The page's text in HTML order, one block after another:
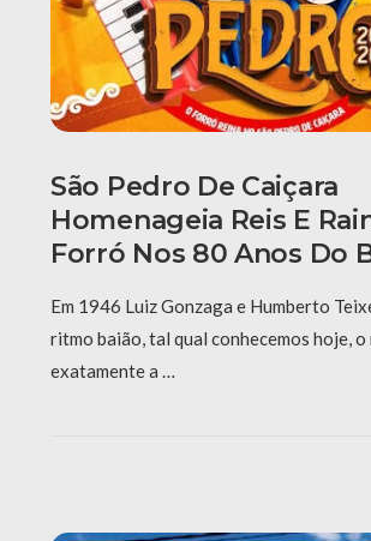
São Pedro De Caiçara
Homenageia Reis E
Forró Nos 80 Anos Do
Em 1946 Luiz Gonzaga e Humberto
ritmo baião, tal qual conhecemos hoje,
exatamente a …